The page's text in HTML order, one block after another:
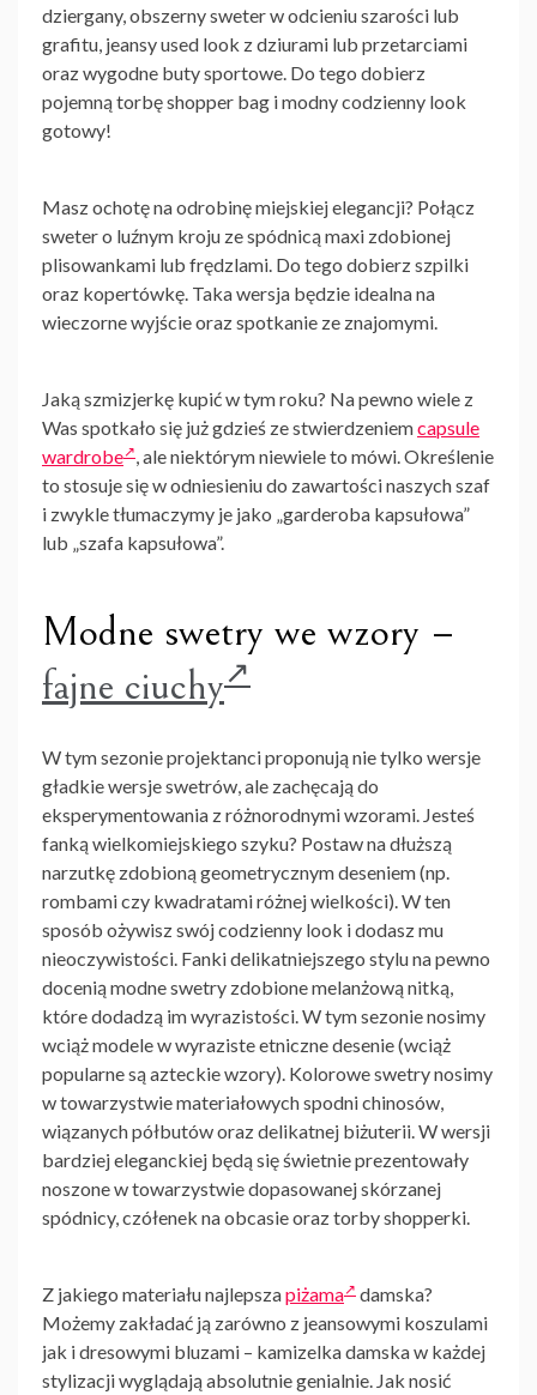
dziergany, obszerny sweter w odcieniu szarości lub
grafitu, jeansy used look z dziurami lub przetarciami
oraz wygodne buty sportowe. Do tego dobierz
pojemną torbę shopper bag i modny codzienny look
gotowy!
Masz ochotę na odrobinę miejskiej elegancji? Połącz
sweter o luźnym kroju ze spódnicą maxi zdobionej
plisowankami lub frędzlami. Do tego dobierz szpilki
oraz kopertówkę. Taka wersja będzie idealna na
wieczorne wyjście oraz spotkanie ze znajomymi.
Jakąszmizjerkę kupić w tym roku? Na pewno wiele z
Was spotkało się już gdzieś ze stwierdzeniemcapsule
wardrobe , ale niektórym niewiele to mówi. Określenie
to stosuje się w odniesieniu do zawartości naszych szaf
i zwykle tłumaczymy je jako „garderoba kapsułowa”
lub „szafa kapsułowa”.
Modne swetry we wzory –
fajne ciuchy
W tym sezonie projektanci proponują nie tylko wersje
gładkie wersje swetrów, ale zachęcają do
eksperymentowania z różnorodnymi wzorami. Jesteś
fanką wielkomiejskiego szyku? Postaw na dłuższą
narzutkę zdobioną geometrycznym deseniem (np.
rombami czy kwadratami różnej wielkości). W ten
sposób ożywisz swój codzienny look i dodasz mu
nieoczywistości. Fanki delikatniejszego stylu na pewno
docenią modne swetry zdobione melanżową nitką,
które dodadzą im wyrazistości. W tym sezonie nosimy
wciąż modele w wyraziste etniczne desenie (wciąż
popularne są azteckie wzory). Koloroweswetrynosimy
w towarzystwie materiałowych spodni chinosów,
wiązanych półbutów oraz delikatnej biżuterii. W wersji
bardziej eleganckiej będą się świetnie prezentowały
noszone w towarzystwie dopasowanej skórzanej
spódnicy, czółenek na obcasie oraz torby shopperki.
Z jakiego materiału najlepszapiżama damska?
Możemy zakładać ją zarówno z jeansowymi koszulami
jak i dresowymi bluzami – kamizelka damska w każdej
stylizacji wyglądają absolutnie genialnie. Jak nosić